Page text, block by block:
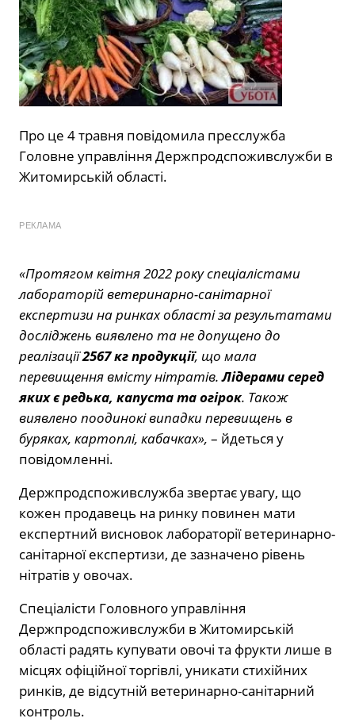
Про це 4 травня повідомила пресслужба
Головне управління Держпродспоживслужби в
Житомирській області.
РЕКЛАМА
«Протягом квітня 2022 року спеціалістами
лабораторій ветеринарно-санітарної
експертизи на ринках області за результатами
досліджень виявлено та не допущено до
реалізації2567 кг продукції, що мала
перевищення вмісту нітратів.Лідерами серед
яких є редька, капуста та огірок. Також
виявлено поодинокі випадки перевищень в
буряках, картоплі, кабачках», – йдеться у
повідомленні.
Держпродспоживслужба звертає увагу, що
кожен продавець на ринку повинен мати
експертний висновок лабораторії ветеринарно-
санітарної експертизи, де зазначено рівень
нітратів у овочах.
Спеціалісти Головного управління
Держпродспоживслужби в Житомирській
області радять купувати овочі та фрукти лише в
місцях офіційної торгівлі, уникати стихійних
ринків, де відсутній ветеринарно-санітарний
контроль.